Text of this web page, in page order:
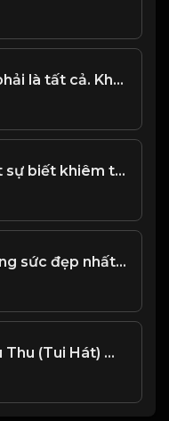
Tình Yêu không phải là tất cả. Không phải cứ cho đi, là sẽ được nhận lại...! & Đạo
Người trí tuệ thật sự biết khiêm tốn, sống một cách khiêm nhường thấp điệu! & Đạo
Lòng nhân ái, trang sức đẹp nhất của đời người! & Đạo
Lãng Quên Chiều Thu (Tui Hát) 周華健_1767946641396